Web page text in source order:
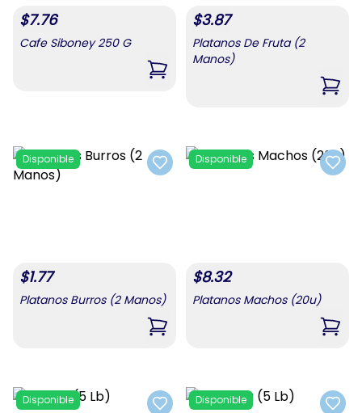
$7.76
Cafe Siboney 250 G
,Cafe Siboney 250 G
$3.87
Platanos De Fruta (2
Manos)
,
Add to favorites
Disponible
$1.77
Platanos Burros (2 Manos)
,Platanos Burros (2 Manos)
Add
Disponible
$8.32
Platanos Machos (20u)
,
Disponible Disponible